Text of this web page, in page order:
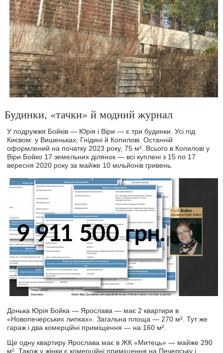
Будинки, «тачки» й модний журнал
У подружжя Бойків — Юрія і Віри — є три будинки. Усі під
Києвом: у Вишеньках, Гнідині й Копилові. Останній
оформлений на початку 2023 року, 75 м². Всього в Копилові у
Віри Бойко 17 земельних ділянок — всі куплені з 15 по 17
вересня 2020 року за майже 10 мільйонів гривень.
Донька Юрія Бойка — Ярослава — має 2 квартири в
«Новопечерських липках». Загальна площа — 270 м². Тут же
гараж і два комерційні приміщення — на 160 м².
Ще одну квартиру Ярослава має в ЖК «Митець» — майже 290
м². Також у жінки є комерційні приміщення на Печерську і